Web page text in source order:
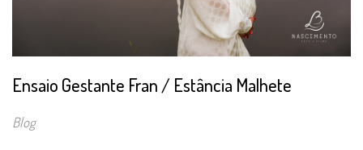
Ensaio Gestante Fran / Estância Malhete
Blog